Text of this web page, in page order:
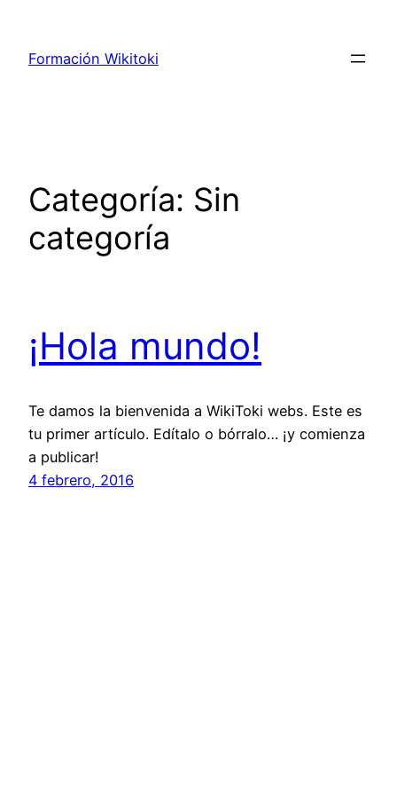
contenido
Formación Wikitoki
Categoría: Sin
categoría
¡Hola mundo!
Te damos la bienvenida a WikiToki webs. Este es
tu primer artículo. Edítalo o bórralo… ¡y comienza
a publicar!
4 febrero, 2016